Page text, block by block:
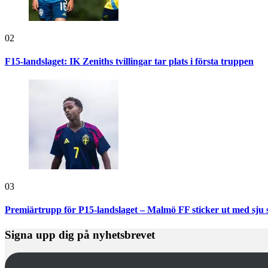
02
F15-landslaget: IK Zeniths tvillingar tar plats i första truppen
03
Premiärtrupp för P15-landslaget – Malmö FF sticker ut med sju
Signa upp dig på nyhetsbrevet